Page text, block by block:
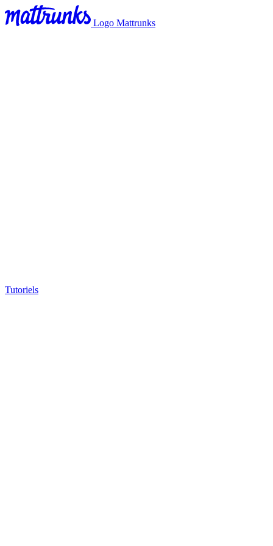
Logo Mattrunks
Tutoriels